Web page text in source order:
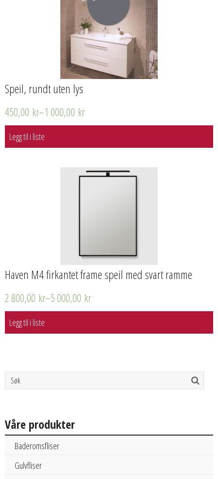
Speil, rundt uten lys
450,00 kr–1 000,00 kr
Legg til i liste
Haven M4 firkantet frame speil med svart ramme
2 800,00 kr–5 000,00 kr
Legg til i liste
Våre produkter
Baderomsfliser
Gulvfliser